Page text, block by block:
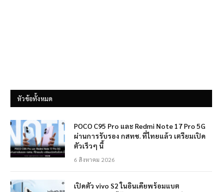
หัวข้อทั้งหมด
POCO C95 Pro และ Redmi Note 17 Pro 5G
ผ่านการรับรอง กสทช. ที่ไทยแล้ว เตรียมเปิด
ตัวเร็วๆ นี้
6 สิงหาคม 2026
เปิดตัว vivo S2 ในอินเดียพร้อมแบต